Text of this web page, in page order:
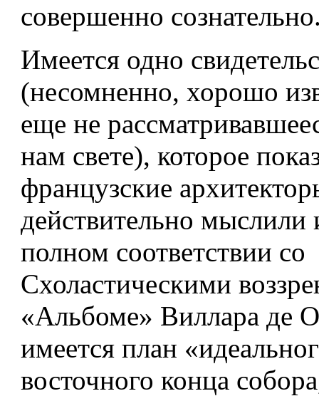
совершенно
Имеется одно
(несомненно, хорошо
еще не
нам свете), которое
французские
действительно мыслили
полном соответствии со
Схоластическими
«Альбоме» Виллара де
имеется план
восточного конца